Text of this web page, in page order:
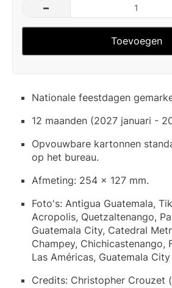
–
Toevoegen
Nationale feestdagen
12 maanden (2027 januari -
Opvouwbare kartonnen
op het bureau.
Afmeting: 254 x 127 mm.
Foto's: Antigua Guatemala,
Acropolis, Quetzaltenango,
Guatemala City, Catedral
Champey, Chichicastenango,
Las Américas, Guatemala City
Credits: Christopher Crouzet